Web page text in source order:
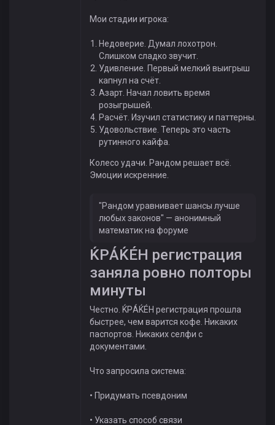
Мои стадии игрока:
Недоверие. Думал лохотрон.
Слишком сладко звучит.
Удивление. Первый мелкий выигрыш
капнул на счёт.
Азарт. Начал ловить время
розыгрышей.
Расчёт. Изучил статистику и паттерны.
Удовольствие. Теперь это часть
рутинного кайфа.
Колесо удачи. Рандом решает всё.
Эмоции искренние.
"Рандом уравнивает шансы лучше
любых законов" — анонимный
математик на форуме
ЌРÁЌÉH регистрация
заняла ровно полторы
минуты
Честно. ЌРÁЌÉH регистрация прошла
быстрее, чем варится кофе. Никаких
паспортов. Никаких селфи с
документами.
Что запросила система:
• Придумать псевдоним
• Указать способ связи